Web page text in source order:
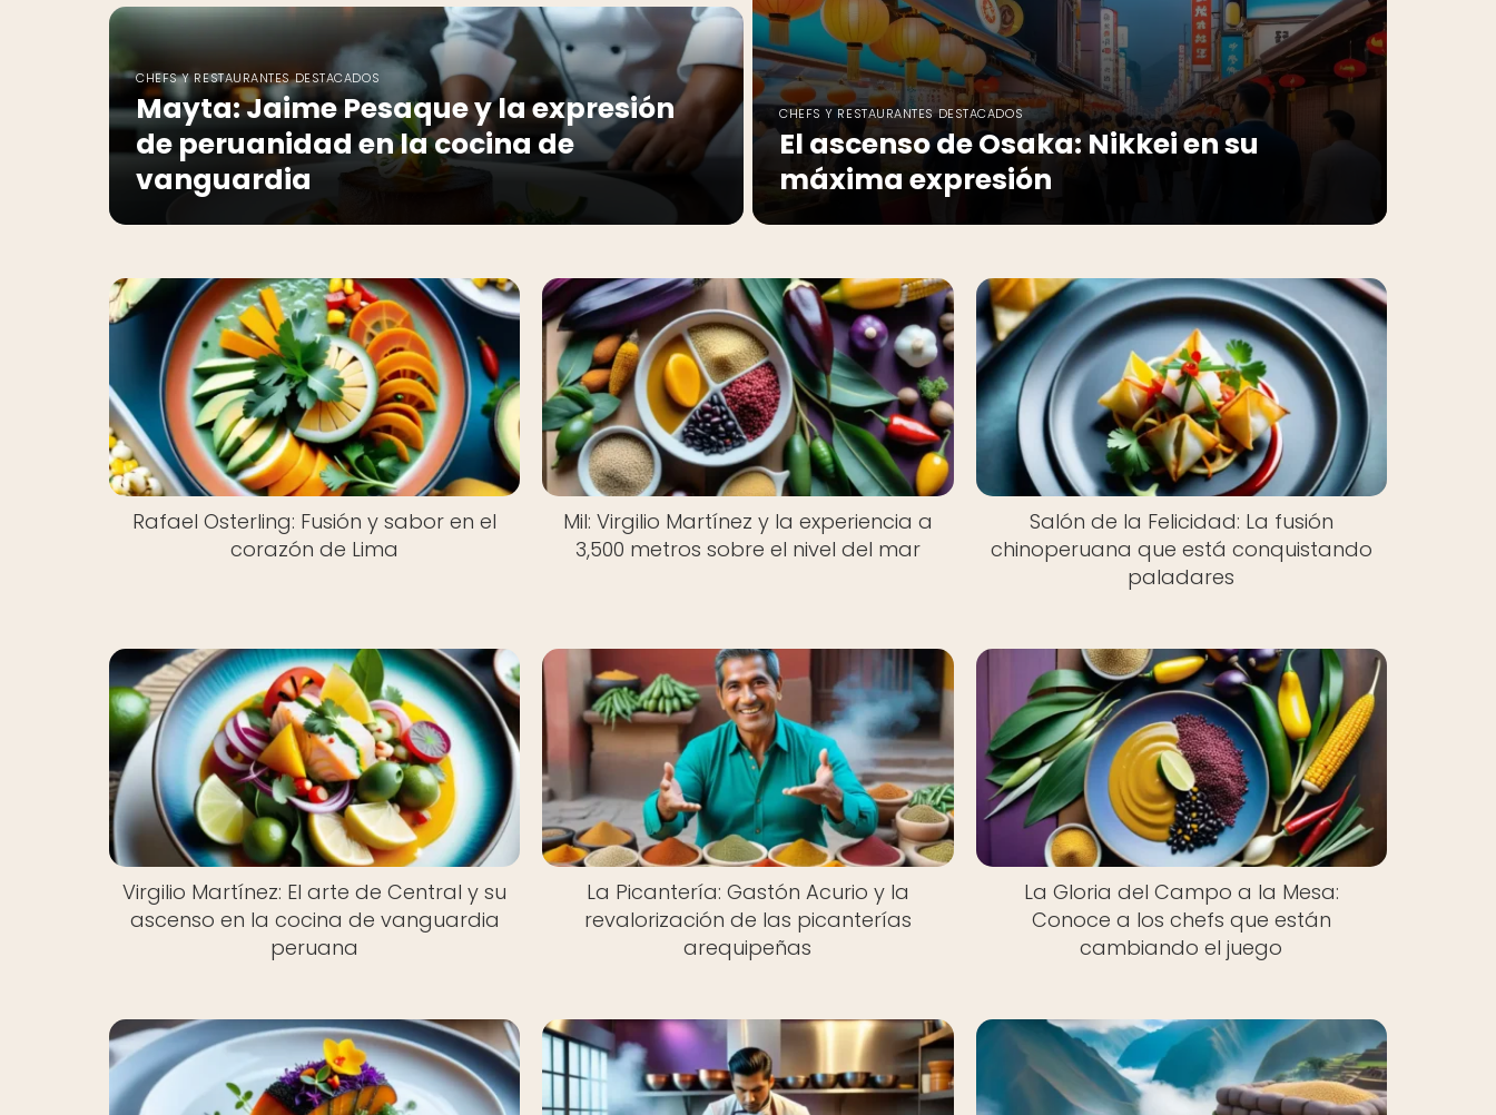
CHEFS Y RESTAURANTES DESTACADOS
Mayta: Jaime Pesaque y la expresión
de peruanidad en la cocina de
vanguardia
CHEFS Y RESTAURANTES DESTACADOS
El ascenso de Osaka: Nikkei en su
máxima expresión
Rafael Osterling: Fusión y sabor en el
corazón de Lima
Mil: Virgilio Martínez y la experiencia a
3,500 metros sobre el nivel del mar
Salón de la Felicidad: La fusión
chinoperuana que está conquistando
paladares
Virgilio Martínez: El arte de Central y su
ascenso en la cocina de vanguardia
peruana
La Picantería: Gastón Acurio y la
revalorización de las picanterías
arequipeñas
La Gloria del Campo a la Mesa:
Conoce a los chefs que están
cambiando el juego